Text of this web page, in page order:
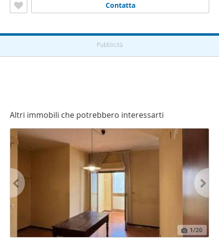
Contatta
Pubblicità
Altri immobili che potrebbero interessarti
1/20